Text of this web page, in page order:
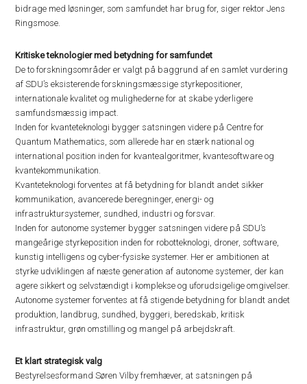
bidrage med løsninger, som samfundet har brug for, siger rektor Jens
Ringsmose.
Kritiske teknologier med betydning for samfundet
De to forskningsområder er valgt på baggrund af en samlet vurdering
af SDU’s eksisterende forskningsmæssige styrkepositioner,
internationale kvalitet og mulighederne for at skabe yderligere
samfundsmæssig impact.
Inden for kvanteteknologi bygger satsningen videre på Centre for
Quantum Mathematics, som allerede har en stærk national og
international position inden for kvantealgoritmer, kvantesoftware og
kvantekommunikation.
Kvanteteknologi forventes at få betydning for blandt andet sikker
kommunikation, avancerede beregninger, energi- og
infrastruktursystemer, sundhed, industri og forsvar.
Inden for autonome systemer bygger satsningen videre på SDU’s
mangeårige styrkeposition inden for robotteknologi, droner, software,
kunstig intelligens og cyber-fysiske systemer. Her er ambitionen at
styrke udviklingen af næste generation af autonome systemer, der kan
agere sikkert og selvstændigt i komplekse og uforudsigelige omgivelser.
Autonome systemer forventes at få stigende betydning for blandt andet
produktion, landbrug, sundhed, byggeri, beredskab, kritisk
infrastruktur, grøn omstilling og mangel på arbejdskraft.
Et klart strategisk valg
Bestyrelsesformand Søren Vilby fremhæver, at satsningen på